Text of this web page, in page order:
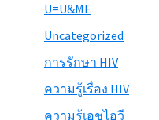
U=U&ME
Uncategorized
การรักษา HIV
ความรู้เรื่อง HIV
ความรู้เอชไอวี